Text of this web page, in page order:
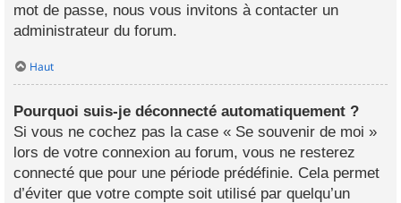
mot de passe, nous vous invitons à contacter un
administrateur du forum.
Haut
Pourquoi suis-je déconnecté automatiquement ?
Si vous ne cochez pas la case « Se souvenir de moi »
lors de votre connexion au forum, vous ne resterez
connecté que pour une période prédéfinie. Cela permet
d’éviter que votre compte soit utilisé par quelqu’un